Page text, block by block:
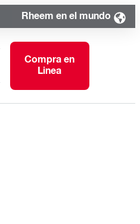
Rheem en el mundo
Compra en
Linea